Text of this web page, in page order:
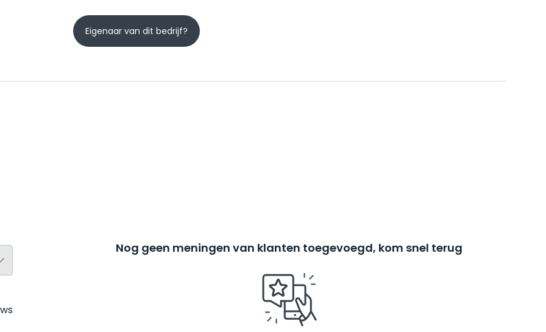
Eigenaar van dit bedrijf?
Nog geen meningen van klanten toegevoegd, kom snel terug